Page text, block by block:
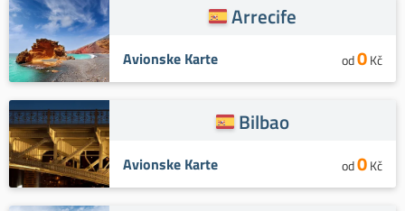
Arrecife
Avionske Karte od0Kč
Bilbao
Avionske Karte od0Kč